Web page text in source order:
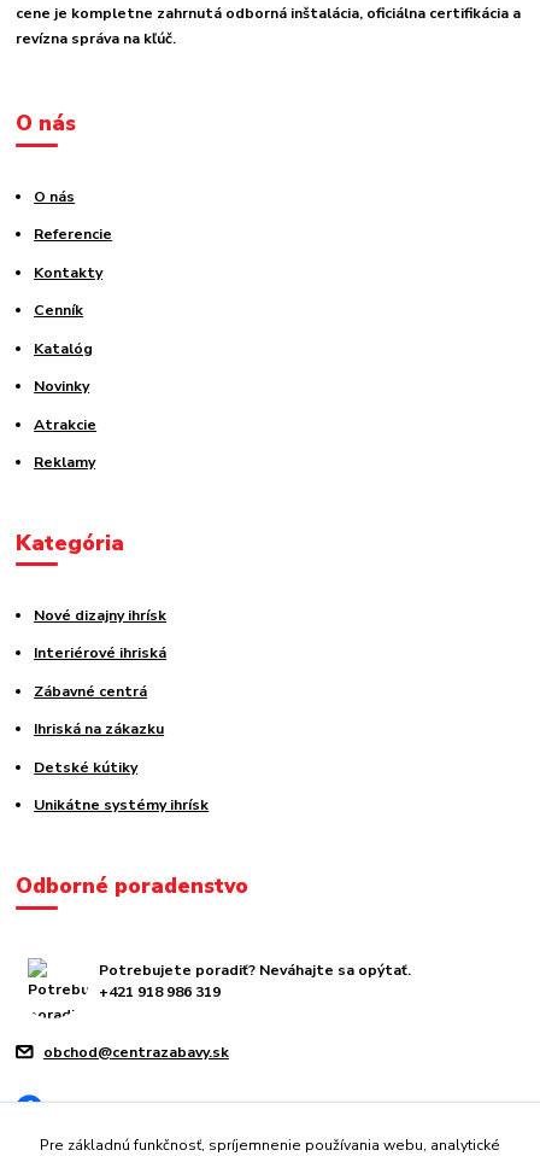
cene je kompletne zahrnutá odborná inštalácia, oficiálna certifikácia a
revízna správa na kľúč.
O nás
O nás
Referencie
Kontakty
Cenník
Katalóg
Novinky
Atrakcie
Reklamy
Kategória
Nové dizajny ihrísk
Interiérové ihriská
Zábavné centrá
Ihriská na zákazku
Detské kútiky
Unikátne systémy ihrísk
Odborné poradenstvo
Potrebujete poradiť? Neváhajte sa opýtať.
+421 918 986 319
obchod@centrazabavy.sk
Pre základnú funkčnosť, spríjemnenie používania webu, analytické